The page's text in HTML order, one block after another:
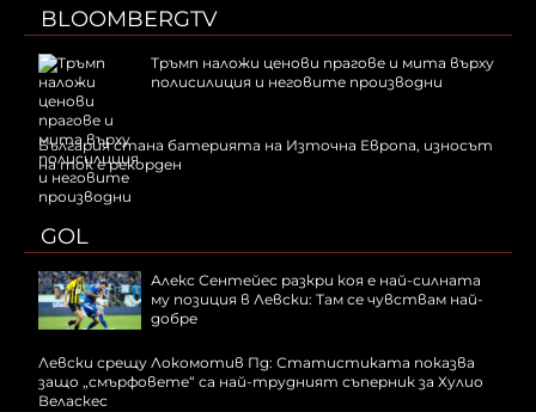
BLOOMBERGTV
Тръмп наложи ценови прагове и мита върху
полисилиция и неговите производни
България стана батерията на Източна Европа, износът
на ток е рекорден
GOL
Алекс Сентейес разкри коя е най-силната
му позиция в Левски: Там се чувствам най-
добре
Левски срещу Локомотив Пд: Статистиката показва
защо „смърфовете“ са най-трудният съперник за Хулио
Веласкес